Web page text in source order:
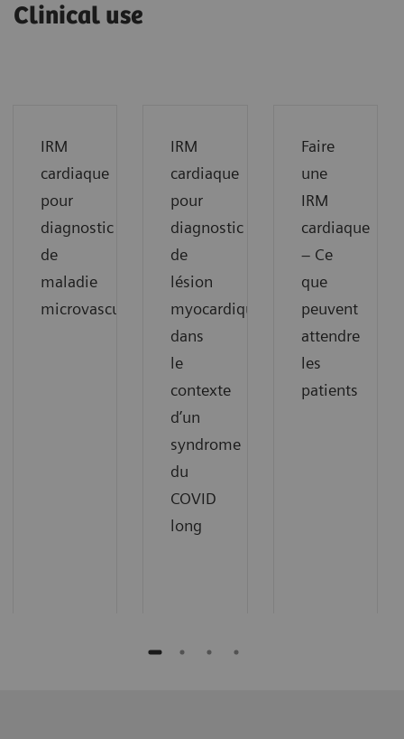
Clinical use
IRM
cardiaque
pour
diagnostic
de
maladie
microvasculaire
IRM
cardiaque
pour
diagnostic
de
lésion
myocardique
dans
le
contexte
d’un
syndrome
du
COVID
long
Faire
une
IRM
cardiaque
– Ce
que
peuvent
attendre
les
patients